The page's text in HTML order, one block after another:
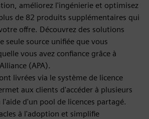
améliorez l'ingénierie et optimisez
de 82 produits supplémentaires qui
offre. Découvrez des solutions
seule source unifiée que vous
vous avez confiance grâce à
(APA).
livrées via le système de licence
aux clients d'accéder à plusieurs
d'un pool de licences partagé.
à l'adoption et simplifie